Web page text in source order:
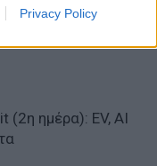
Privacy Policy
(2η ημέρα): EV, AI